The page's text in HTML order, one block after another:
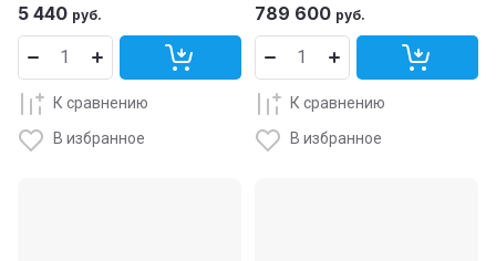
5 440 руб.
К сравнению
В избранное
789 600 руб.
К сравнению
В избранное